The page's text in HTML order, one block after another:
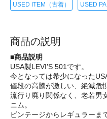
USED ITEM（古着） USED
商品の説明
■商品説明
USA製LEVI'S 501です。
今となっては希少になった
値段の高騰が激しい、絶滅危
流行り廃り関係なく、老若男
ニム。
ビンテージからレギュラーま